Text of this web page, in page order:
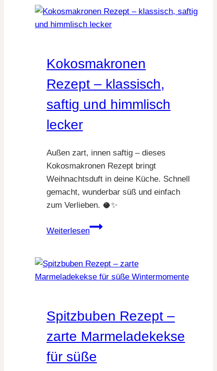
Rezept
für
Kokosmakronen
Rezept – klassisch,
saftig und himmlisch
lecker
Außen zart, innen saftig – dieses
Kokosmakronen Rezept bringt
Weihnachtsduft in deine Küche. Schnell
gemacht, wunderbar süß und einfach
zum Verlieben. 🥥✨
Weiterlesen
Kokosmakronen
klassisch,
saftig
lecker
Spitzbuben Rezept –
zarte Marmeladekekse
für süße